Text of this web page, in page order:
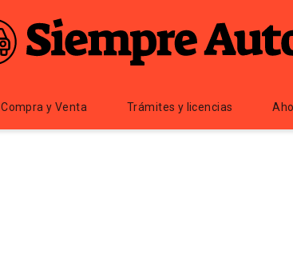
Compra y Venta Trámites y licencias